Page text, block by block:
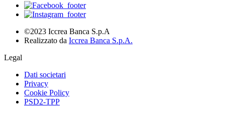
©2023 Iccrea Banca S.p.A
Realizzato da Iccrea Banca S.p.A.
Legal
Dati societari
Privacy
Cookie Policy
PSD2-TPP